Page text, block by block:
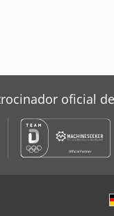
oficial